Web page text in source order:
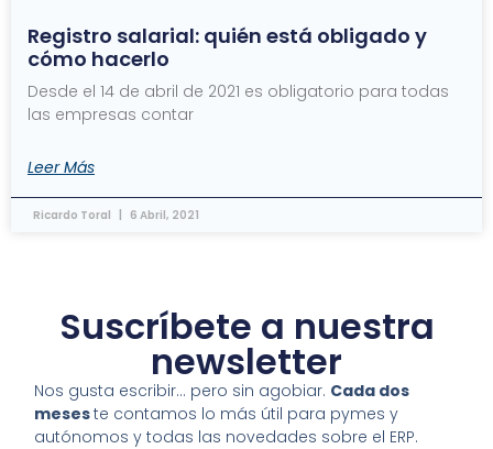
Registro salarial: quién está obligado y
cómo hacerlo
Desde el 14 de abril de 2021 es obligatorio para todas
las empresas contar
Leer Más
Ricardo Toral 6 Abril, 2021
Suscríbete a nuestra
newsletter
Nos gusta escribir… pero sin agobiar. Cada dos
meseste contamos lo más útil para pymes y
autónomos y todas las novedades sobre el ERP.